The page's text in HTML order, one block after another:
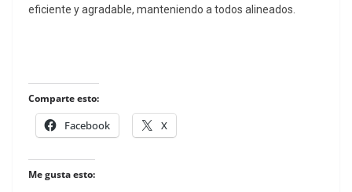
eficiente y agradable, manteniendo a todos alineados.
Comparte esto:
Facebook X
Me gusta esto: